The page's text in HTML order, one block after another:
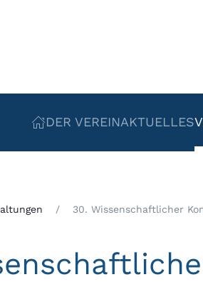
DER VEREINAKTUELLES
30. Wissenschaftlicher